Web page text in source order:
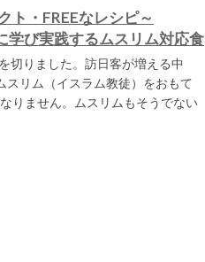
ト・FREEなレシピ～
び実践するムスリム対応食
切りました。訪日客が増える中
リム（イスラム教徒）をおもて
りません。ムスリムもそうでない